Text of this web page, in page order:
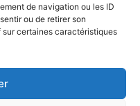
de navigation ou les ID
ou de retirer son
certaines caractéristiques